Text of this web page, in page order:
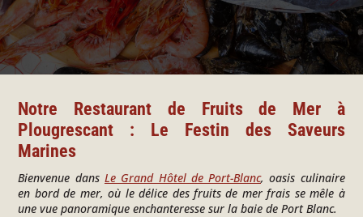
Notre Restaurant de Fruits de Mer à
Plougrescant : Le Festin des Saveurs
Marines
Bienvenue dans Le Grand Hôtel de Port-Blanc, oasis culinaire
en bord de mer, où le délice des fruits de mer frais se mêle à
une vue panoramique enchanteresse sur la baie de Port Blanc.